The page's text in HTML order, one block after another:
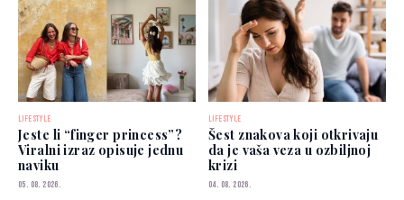
LIFESTYLE
Jeste li “finger princess”?
Viralni izraz opisuje jednu
naviku
05. 08. 2026.
LIFESTYLE
Šest znakova koji otkrivaju
da je vaša veza u ozbiljnoj
krizi
04. 08. 2026.